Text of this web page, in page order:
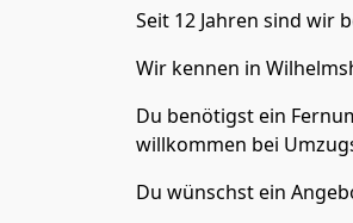
Seit 12 Jahren sind wir
Wir kennen in
Du benötigst ein
willkommen bei
Du wünschst ein